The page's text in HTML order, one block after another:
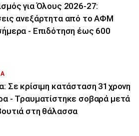
για Όλους 2026-27:
ανεξάρτητα από το ΑΦΜ
- Επιδότηση έως 600
Σε κρίσιμη κατάσταση 31χρονη
- Τραυματίστηκε σοβαρά μετά
στη θάλασσα